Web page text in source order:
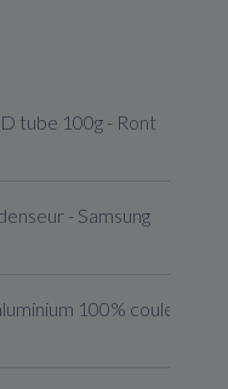
tube 100g - Ront
- Samsung
100% couleur